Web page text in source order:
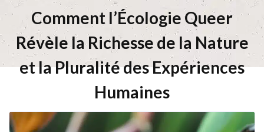
Comment l’Écologie Queer
Révèle la Richesse de la Nature
et la Pluralité des Expériences
Humaines